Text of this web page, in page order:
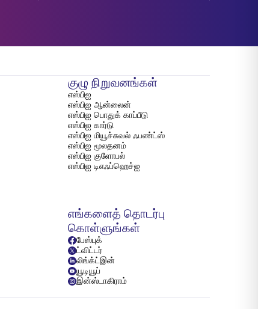
குழு நிறுவனங்கள்
எஸ்பிஐ
எஸ்பிஐ ஆன்லைன்
எஸ்பிஐ பொதுக் காப்பீடு
எஸ்பிஐ கார்டு
எஸ்பிஐ மியூச்சுவல் ஃபண்ட்ஸ்
எஸ்பிஐ மூலதனம்
எஸ்பிஐ குளோபல்
எஸ்பிஐ டிஎஃப்ஹெச்ஐ
எங்களைத் தொடர்பு
கொள்ளுங்கள்
பேஸ்புக்
ட்விட்டர்
லிங்க்ட்இன்
யூடியூப்
இன்ஸ்டாகிராம்